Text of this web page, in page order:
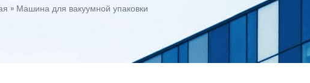
» Машина для вакуумной упаковки